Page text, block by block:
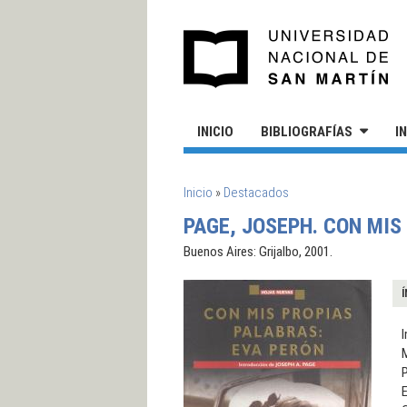
INICIO BIBLIOGRAFÍAS
SE ENCUENTRA USTED AQUÍ
Inicio » Destacados
PAGE, JOSEPH. CON
Buenos Aires: Grijalbo, 2001.